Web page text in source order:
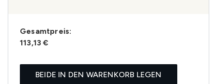
Gesamtpreis:
113,13 €
BEIDE IN DEN WARENKORB LEGEN